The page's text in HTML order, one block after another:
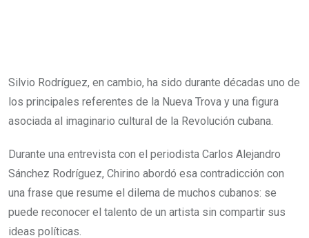
Silvio Rodríguez, en cambio, ha sido durante décadas uno de
los principales referentes de la Nueva Trova y una figura
asociada al imaginario cultural de la Revolución cubana.
Durante una entrevista con el periodista Carlos Alejandro
Sánchez Rodríguez, Chirino abordó esa contradicción con
una frase que resume el dilema de muchos cubanos: se
puede reconocer el talento de un artista sin compartir sus
ideas políticas.